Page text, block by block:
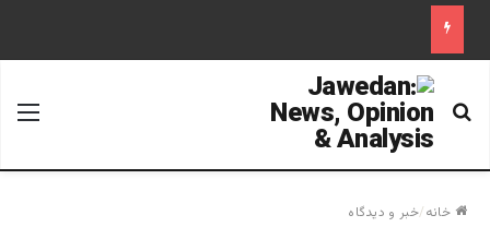
جستجو برای
خانه/خبر و دیدگاه